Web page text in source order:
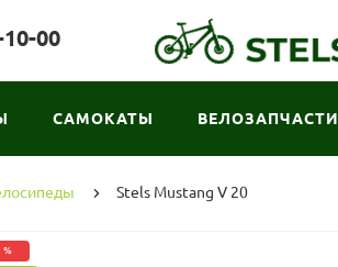
00
САМОКАТЫ ВЕЛОЗАПЧАСТИ
Stels Mustang V 20